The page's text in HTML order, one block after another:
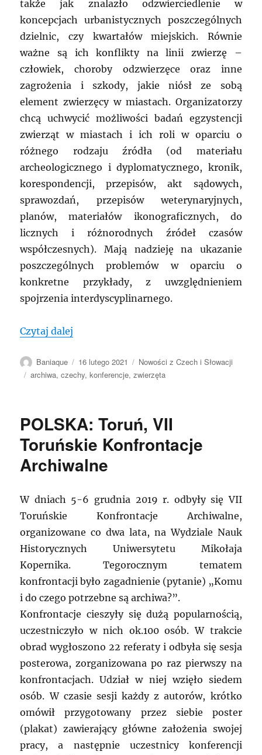
także jak znalazło odzwierciedlenie w
koncepcjach urbanistycznych poszczególnych
dzielnic, czy kwartałów miejskich. Równie
ważne są ich konflikty na linii zwierzę –
człowiek, choroby odzwierzęce oraz inne
zagrożenia i szkody, jakie niósł ze sobą
element zwierzęcy w miastach. Organizatorzy
chcą uchwycić możliwości badań egzystencji
zwierząt w miastach i ich roli w oparciu o
różnego rodzaju źródła (od materiału
archeologicznego i dyplomatycznego, kronik,
korespondencji, przepisów, akt sądowych,
sprawozdań, przepisów weterynaryjnych,
planów, materiałów ikonograficznych, do
licznych i różnorodnych źródeł czasów
współczesnych). Mają nadzieję na ukazanie
poszczególnych problemów w oparciu o
konkretne przykłady, z uwzględnieniem
spojrzenia interdyscyplinarnego.
Czytaj dalej
Autor
Baniaque
Data
publikacji
16 lutego 2021 Kategorie
Nowości z Czech i Słowacji
Tagi
archiwa,czechy,konferencje,zwierzęta
POLSKA: Toruń, VII
Toruńskie Konfrontacje
Archiwalne
W dniach 5-6 grudnia 2019 r. odbyły się VII
Toruńskie Konfrontacje Archiwalne,
organizowane co dwa lata, na Wydziale Nauk
Historycznych Uniwersytetu Mikołaja
Kopernika. Tegorocznym tematem
konfrontacji było zagadnienie (pytanie) „Komu
i do czego potrzebne są archiwa?”.
Konfrontacje cieszyły się dużą popularnością,
uczestniczyło w nich ok.100 osób. W trakcie
obrad wygłoszono 22 referaty i odbyła się sesja
posterowa, zorganizowana po raz pierwszy na
konfrontacjach. Udział w niej wzięło siedem
osób. W czasie sesji każdy z autorów, krótko
omówił przygotowany przez siebie poster
(plakat) zawierający główne założenia swojej
pracy, a następnie uczestnicy konferencji